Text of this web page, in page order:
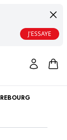
J'ESSAYE